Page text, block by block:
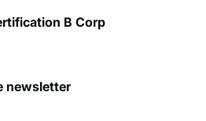
B Corp
newsletter